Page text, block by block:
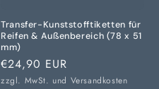
Transfer-Kunststofftiketten für
Reifen & Außenbereich (78 x 51
mm)
Normaler
Preis
€24,90 EUR
zzgl. MwSt. und Versandkosten